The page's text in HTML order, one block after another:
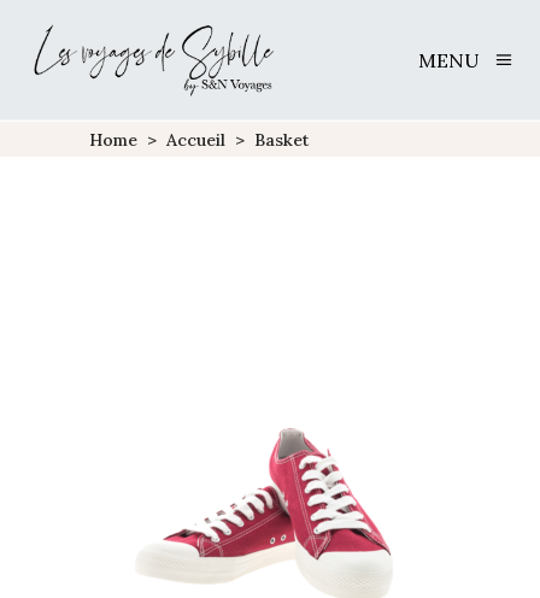
MENU
Home > Accueil > Basket